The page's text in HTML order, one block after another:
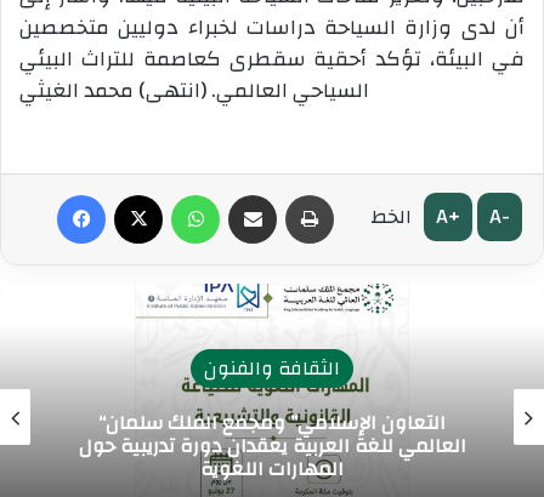
أن لدى وزارة السياحة دراسات لخبراء دوليين متخصصين
في البيئة، تؤكد أحقية سقطرى كعاصمة للتراث البيئي
السياحي العالمي. (انتهى) محمد الغيثي
فيسبوك واتساب مشاركة عبر البريد
الخط A+ A-
الثقافة والفنون
“التعاون الإسلامي” ومجمع الملك سلمان
العالمي للغة العربية يعقدان دورة تدريبية حول
المهارات اللغوية